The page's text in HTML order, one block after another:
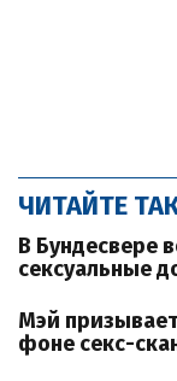
ЧИТАЙТЕ
В Бундесвере
сексуальные
Мэй
фоне секс-